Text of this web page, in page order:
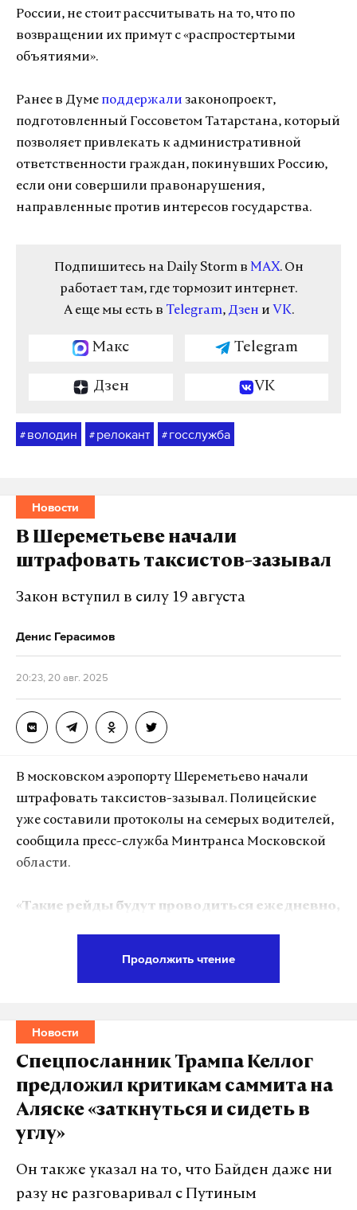
России, не стоит рассчитывать на то, что по
возвращении их примут с «распростертыми
объятиями».
Ранее в Думе поддержали законопроект,
подготовленный Госсоветом Татарстана, который
позволяет привлекать к административной
ответственности граждан, покинувших Россию,
если они совершили правонарушения,
направленные против интересов государства.
Подпишитесь на Daily Storm в MAX. Он
работает там, где тормозит интернет.
А еще мы есть в Telegram, Дзен и VK.
Макс Telegram
Дзен VK
# володин # релокант # госслужба
Новости
В Шереметьеве начали
штрафовать таксистов-зазывал
Закон вступил в силу 19 августа
Денис Герасимов
20:23, 20 авг. 2025
В московском аэропорту Шереметьево начали
штрафовать таксистов-зазывал. Полицейские
уже составили протоколы на семерых водителей,
сообщила пресс-служба Минтранса Московской
области.
«Такие рейды будут проводиться ежедневно,
контролировать выполнение нового закона,
который запрещает водителям предлагать свои
вступил в силу 19 августа.
Таксисты потеряли право зазывать пассажиров
на территориях аэропортов Шереметьево,
Домодедово и Жуковский. Территорией
Продолжить чтение
Новости
Спецпосланник Трампа Келлог
предложил критикам саммита на
Аляске «заткнуться и сидеть в
углу»
Он также указал на то, что Байден даже ни
разу не разговаривал с Путиным